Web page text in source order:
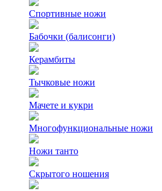
Спортивные ножи
Бабочки (балисонги)
Керамбиты
Тычковые ножи
Мачете и кукри
Многофункциональные ножи
Ножи танто
Скрытого ношения